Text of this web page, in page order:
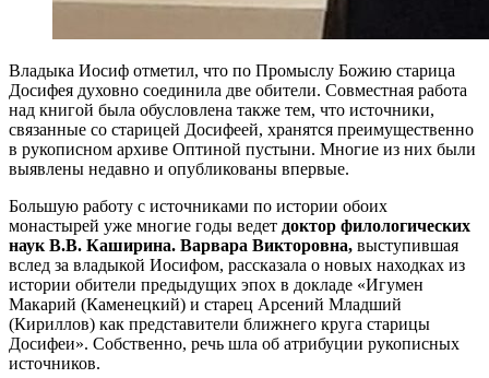
Владыка Иосиф отметил, что по Промыслу Божию старица
Досифея духовно соединила две обители. Совместная работа
над книгой была обусловлена также тем, что источники,
связанные со старицей Досифеей, хранятся преимущественно
в рукописном архиве Оптиной пустыни. Многие из них были
выявлены недавно и опубликованы впервые.
Большую работу с источниками по истории обоих
монастырей уже многие годы ведет доктор филологических
наук В.В. Каширина. Варвара Викторовна, выступившая
вслед за владыкой Иосифом, рассказала о новых находках из
истории обители предыдущих эпох в докладе «Игумен
Макарий (Каменецкий) и старец Арсений Младший
(Кириллов) как представители ближнего круга старицы
Досифеи». Собственно, речь шла об атрибуции рукописных
источников.